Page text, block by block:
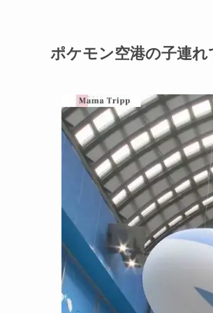
ポケモン空港の子連